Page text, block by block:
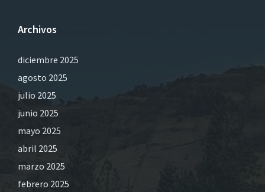
Archivos
diciembre 2025
agosto 2025
julio 2025
junio 2025
mayo 2025
abril 2025
marzo 2025
febrero 2025